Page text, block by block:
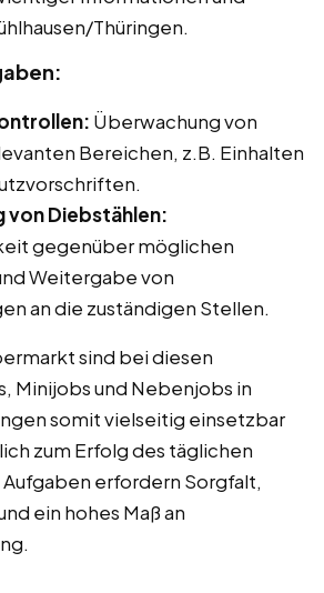
Thüringen.
Überwachung von
Bereichen, z.B. Einhalten
von Diebstählen:
gegenüber möglichen
Weitergabe von
an die zuständigen Stellen.
sind bei diesen
Minijobs und Nebenjobs in
somit vielseitig einsetzbar
zum Erfolg des täglichen
erfordern Sorgfalt,
ein hohes Maß an